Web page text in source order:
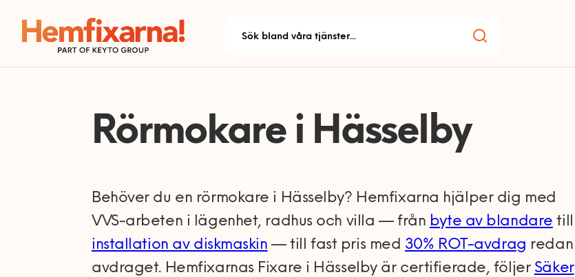
Rörmokare i Hässelby
Behöver du en rörmokare i Hässelby? Hemfixarna hjälper dig med
VVS-arbeten i lägenhet, radhus och villa — från byte av blandare till
installation av diskmaskin — till fast pris med 30% ROT-avdrag redan
avdraget. Hemfixarnas Fixare i Hässelby är certifierade, följer Säker